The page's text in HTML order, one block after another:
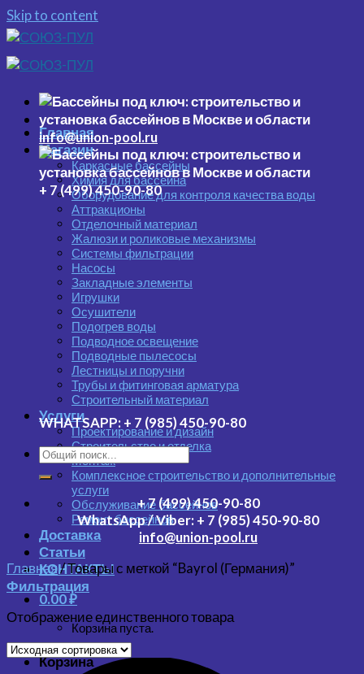
Skip to content
Главная
Магазин
Каркасные бассейны
Химия для бассейна
Оборудование для контроля качества воды
Аттракционы
Отделочный материал
Жалюзи и роликовые механизмы
Системы фильтрации
Насосы
Закладные элементы
Игрушки
Осушители
Подогрев воды
Подводное освещение
Подводные пылесосы
Лестницы и поручни
Трубы и фитинговая арматура
Строительный материал
Услуги
Проектирование и дизайн
Строительство и отделка
Монтаж
Комплексное строительство и дополнительные
услуги
Обслуживание бассейнов
Ремонт бассейнов
Доставка
Статьи
КОНТАКТЫ
0.00₽
Корзина пуста.
Корзина
info@union-pool.ru
+ 7 (499) 450-90-80
WHATSAPP: + 7 (985) 450-90-80
+ 7 (499) 450-90-80
WhatsApp / Viber: + 7 (985) 450-90-80
info@union-pool.ru
Главная/Товары с меткой “Bayrol (Германия)”
Фильтрация
Отображение единственного товара